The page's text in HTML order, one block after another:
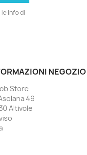
info di
NEGOZIO
Store
49
Altivole